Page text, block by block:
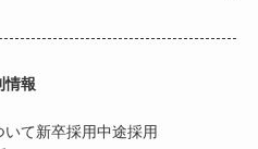
情報
いて新卒採用中途採用